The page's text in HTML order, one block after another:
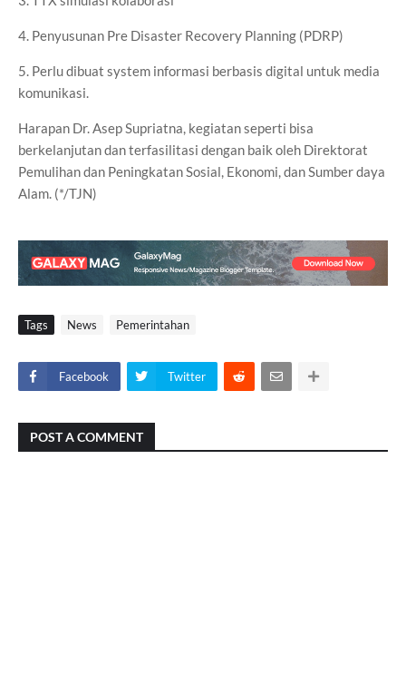
4. Penyusunan Pre Disaster Recovery Planning (PDRP)
5. Perlu dibuat system informasi berbasis digital untuk media
komunikasi.
Harapan Dr. Asep Supriatna, kegiatan seperti bisa
berkelanjutan dan terfasilitasi dengan baik oleh Direktorat
Pemulihan dan Peningkatan Sosial, Ekonomi, dan Sumber daya
Alam. (*/TJN)
Tags News Pemerintahan
Facebook Twitter
POST A COMMENT